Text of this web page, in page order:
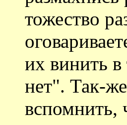
тожество
их винить в
нет". Так-
вспомнить,